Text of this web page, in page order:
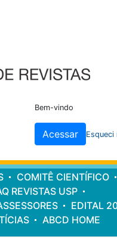
Bem-vindo
Acessar Esqueci
COMITÊ CIENTÍFICO
REVISTAS USP
EDITAL
ABCD HOME